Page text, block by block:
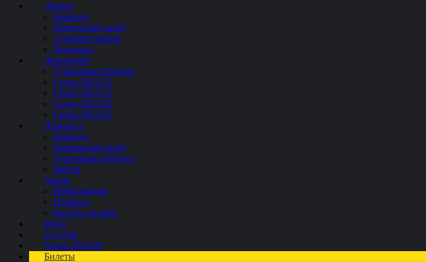
Дизель
Команда
Тренерский штаб
Администрация
Персонал
Чемпионат
Турнирная таблица
Сезон 2021/22
Сезон 2022/23
Сезон 2023/24
Сезон 2024/25
Дизелист
Команда
Тренерский штаб
Турнирная таблица
Матчи
Арена
Информация
Правила
Билеты онлайн
Фото
О клубе
Сезон 2025/26
Билеты